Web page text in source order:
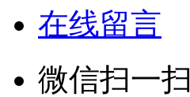
在线留言
微信扫一扫